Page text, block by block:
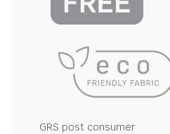
GRS post consumer